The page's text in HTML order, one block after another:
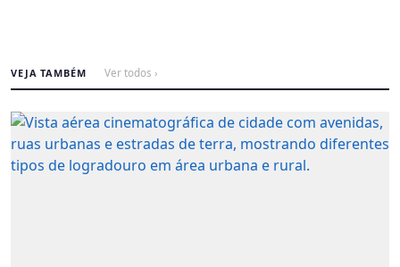
VEJA TAMBÉM Ver todos ›